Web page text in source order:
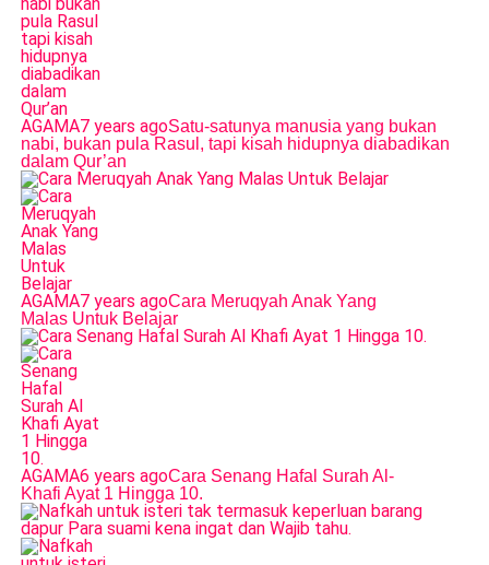
AGAMA7 years agoSatu-satunya manusia yang bukan
nabi, bukan pula Rasul, tapi kisah hidupnya diabadikan
dalam Qur’an
AGAMA7 years agoCara Meruqyah Anak Yang
Malas Untuk Belajar
AGAMA6 years agoCara Senang Hafal Surah Al-
Khafi Ayat 1 Hingga 10.